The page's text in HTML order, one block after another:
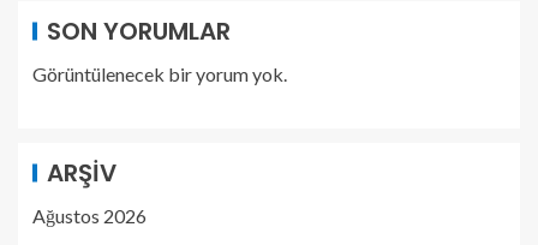
SON YORUMLAR
Görüntülenecek bir yorum yok.
ARŞIV
Ağustos 2026